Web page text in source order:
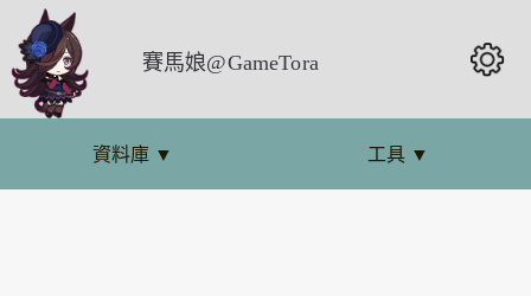
賽馬娘@GameTora
資料庫 ▼ 工具 ▼